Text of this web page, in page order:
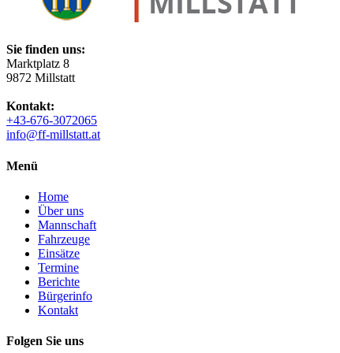
Sie finden uns:
Marktplatz 8
9872 Millstatt
Kontakt:
+43-676-3072065
info@ff-millstatt.at
Menü
Home
Über uns
Mannschaft
Fahrzeuge
Einsätze
Termine
Berichte
Bürgerinfo
Kontakt
Folgen Sie uns